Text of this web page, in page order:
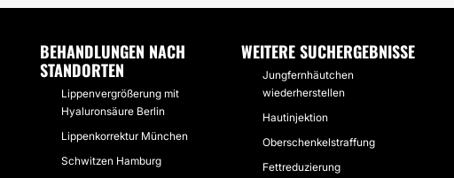
BEHANDLUNGEN NACH
STANDORTEN
Lippenvergrößerung mit
Hyaluronsäure Berlin
Lippenkorrektur München
Schwitzen Hamburg
WEITERE SUCHERGEBNISSE
Jungfernhäutchen
wiederherstellen
Hautinjektion
Oberschenkelstraffung
Fettreduzierung